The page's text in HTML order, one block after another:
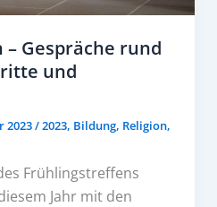
Gespräche rund
und
2023/2023, Bildung, Religion,
Frühlingstreffens
Jahr mit den